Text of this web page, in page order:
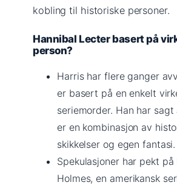
kobling til historiske personer.
Hannibal Lecter basert på
person?
Harris har flere ganger
er basert på en enkelt
seriemorder. Han har
er en kombinasjon av
skikkelser og egen fantasi.
Spekulasjoner har pekt på
Holmes, en amerikansk